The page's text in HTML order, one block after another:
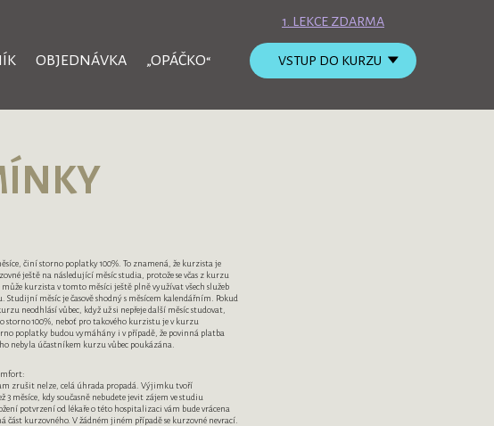
OBJEDNÁVKA „OPÁČKO“
1. LEKCE ZDARMA
VSTUP DO KURZU
činí storno poplatky 100%. To znamená, že kurzista je
ještě na následující měsíc studia, protože se včas z kurzu
může kurzista v tomto měsíci ještě plně využívat všech služeb
měsíc je časově shodný s měsícem kalendářním. Pokud
neodhlásí vůbec, když už si nepřeje další měsíc studovat,
storno 100%, neboť pro takového kurzistu je v kurzu
poplatky budou vymáhány i v případě, že povinná platba
nebyla účastníkem kurzu vůbec poukázána.
zrušit nelze, celá úhrada propadá. Výjimku tvoří
3 měsíce, kdy současně nebudete jevit zájem ve studiu
potvrzení od lékaře o této hospitalizaci vám bude vrácena
část kurzovného. V žádném jiném případě se kurzovné nevrací.